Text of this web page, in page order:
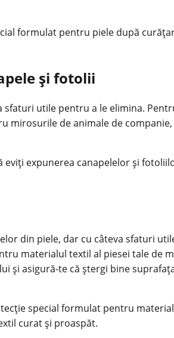
formulat pentru piele după
și fotolii
sfaturi utile pentru a le elimina.
mirosurile de animale de
expunerea canapelelor și
din piele, dar cu câteva sfaturi
materialul textil al piesei tale de
și asigură-te că ștergi bine
special formulat pentru
curat și proaspăt.